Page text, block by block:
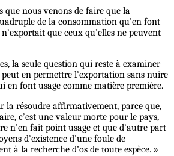
que nous venons de faire que la
de la consommation qu’en font
que ceux qu’elles ne peuvent
la seule question qui reste à examiner
en permettre l’exportation sans nuire
en font usage comme matière première.
la résoudre affirmativement, parce que,
c’est une valeur morte pour le pays,
n’en fait point usage et que d’autre part
d’existence d’une foule de
à la recherche d’os de toute espèce. »